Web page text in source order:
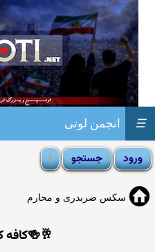
انجمن لوتی ☰
سکس ضربدری و محارم
🥂🍻کافه